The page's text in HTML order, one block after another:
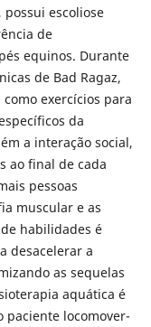
escoliose
de
equinos. Durante
de Bad Ragaz,
exercícios para
da
a interação social,
ao final de cada
pessoas
muscular e as
habilidades é
desacelerar a
as sequelas
aquática é
paciente locomover-